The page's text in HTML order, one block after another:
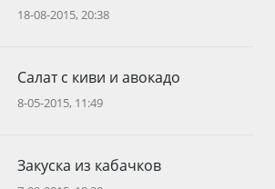
18-08-2015, 20:38
Салат с киви и авокадо
8-05-2015, 11:49
Закуска из кабачков